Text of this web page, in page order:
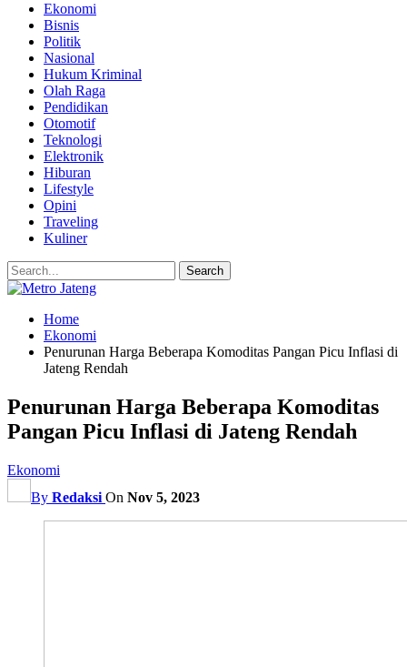
Ekonomi
Bisnis
Politik
Nasional
Hukum Kriminal
Olah Raga
Pendidikan
Otomotif
Teknologi
Elektronik
Hiburan
Lifestyle
Opini
Traveling
Kuliner
Home
Ekonomi
Penurunan Harga Beberapa Komoditas Pangan Picu Inflasi di
Jateng Rendah
Penurunan Harga Beberapa Komoditas
Pangan Picu Inflasi di Jateng Rendah
Ekonomi
By Redaksi On Nov 5, 2023